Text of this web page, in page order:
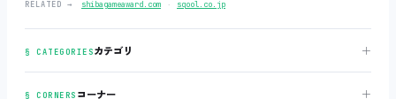
RELATED → shibagameaward.com ‧ sqool.co.jp
§ CATEGORIESカテゴリ ＋
§ CORNERS コーナー ＋